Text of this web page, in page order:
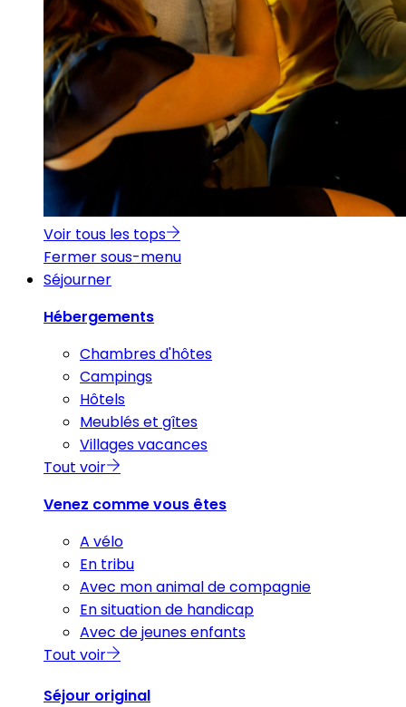
Voir tous les tops
Fermer sous-menu
Séjourner
Hébergements
Chambres d'hôtes
Campings
Hôtels
Meublés et gîtes
Villages vacances
Tout voir
Venez comme vous êtes
A vélo
En tribu
Avec mon animal de compagnie
En situation de handicap
Avec de jeunes enfants
Tout voir
Séjour original